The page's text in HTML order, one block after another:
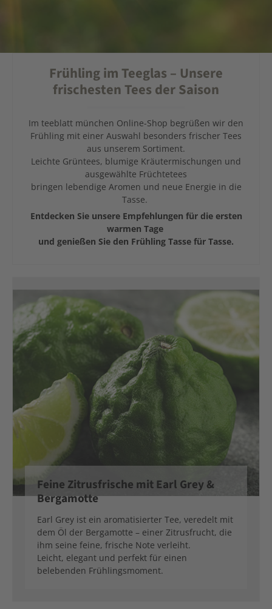
Frühling im Teeglas – Unsere
frischesten Tees der Saison
Im teeblatt münchen Online-Shop begrüßen wir den
Frühling mit einer Auswahl besonders frischer Tees
aus unserem Sortiment.
Leichte Grüntees, blumige Kräutermischungen und
ausgewählte Früchtetees
bringen lebendige Aromen und neue Energie in die
Tasse.
Entdecken Sie unsere Empfehlungen für die ersten
warmen Tage
und genießen Sie den Frühling Tasse für Tasse.
Feine Zitrusfrische mit Earl Grey &
Bergamotte
Earl Grey ist ein aromatisierter Tee, veredelt mit
dem Öl der Bergamotte – einer Zitrusfrucht, die
ihm seine feine, frische Note verleiht.
Leicht, elegant und perfekt für einen
belebenden Frühlingsmoment.